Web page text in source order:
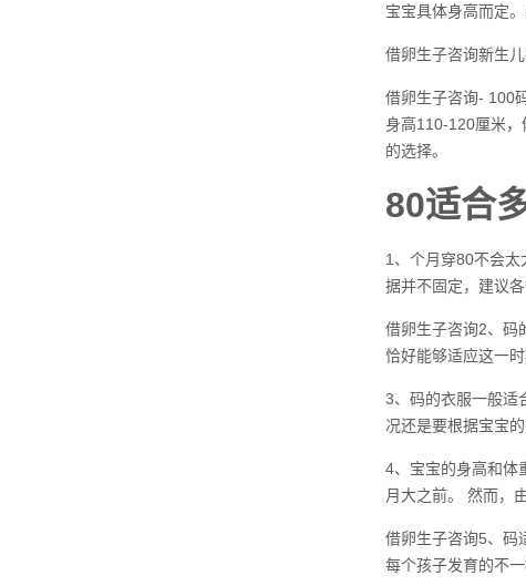
宝宝具体身高而定
借卵生子咨询新生
借卵生子咨询- 100
身高110-120厘米
的选择。
80适合
1、个月穿80不会
据并不固定，建议
借卵生子咨询2、码
恰好能够适应这一
3、码的衣服一般适
况还是要根据宝宝
4、宝宝的身高和体
月大之前。 然而，
借卵生子咨询5、码
每个孩子发育的不